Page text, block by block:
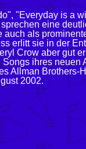
"Everyday is a
eine
als
erlitt sie in der
Crow aber gut
ihres
Allman
2002.